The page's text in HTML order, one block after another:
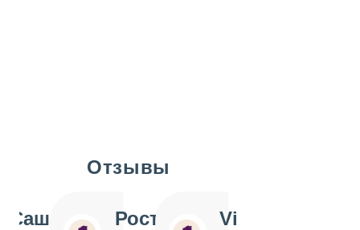
Отзывы
Саша
Ростислав
Vi